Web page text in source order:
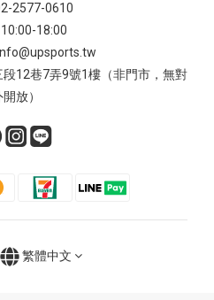
2577-0610
18:00
12巷7弄9號1樓（非門市，無對
放）
繁體中文